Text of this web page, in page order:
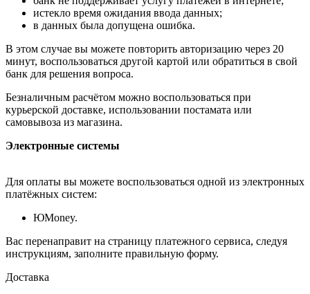
истекло время ожидания ввода данных;
в данных была допущена ошибка.
В этом случае вы можете повторить авторизацию через 20
минут, воспользоваться другой картой или обратиться в свой
банк для решения вопроса.
Безналичным расчётом можно воспользоваться при
курьерской доставке, использовании постамата или
самовывоза из магазина.
Электронные системы
Для оплаты вы можете воспользоваться одной из электронных
платёжных систем:
ЮMoney.
Вас перенаправит на страницу платежного сервиса, следуя
инструкциям, заполните правильную форму.
Доставка